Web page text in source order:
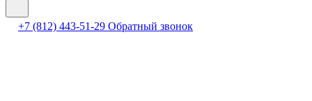
+7 (812) 443-51-29 Обратный звонок